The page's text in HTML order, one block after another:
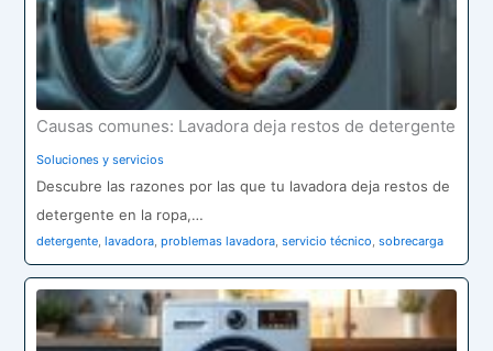
Causas comunes: Lavadora deja restos de detergente
Soluciones y servicios
Descubre las razones por las que tu lavadora deja restos de
detergente en la ropa,…
detergente ,lavadora ,problemas lavadora ,servicio técnico ,sobrecarga